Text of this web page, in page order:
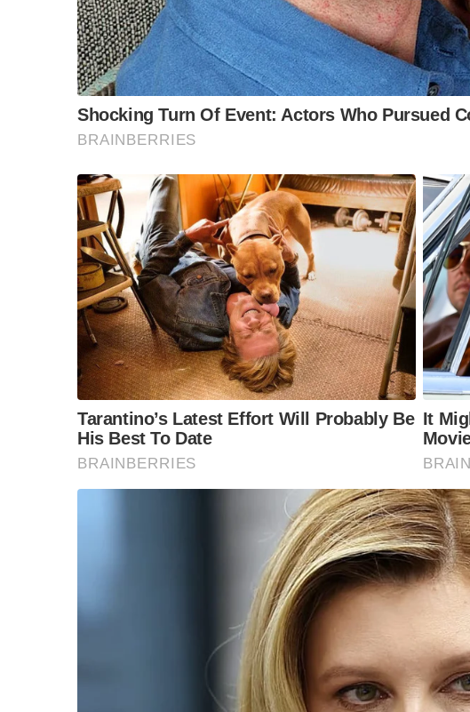
ดังนั้นหากเราสามารถทำให้ระดับมัธยมโรงเรียนอื่นๆ ที่ไม่
จะไม่เข้ามาเรียนโรงเรียนในเมือง ขณะเดียวกันก็จะไม่ทำให้
แออัดจะทำให้คุณภาพการศึกษาด้อยลง
ขณะเดียวกันโรงเรียนที่มีขนาดใหญ่ ตนก็มีความต้องการให้มี
เน้นให้เด็กนักเรียนที่จบการศึกษาระดับมัธยมต้น มุ่งสู่การศึ
นี้ก็จะมีเหตุผลที่ทำให้ขนาดโรงเรียนลดลงไปโดยปริยาย
ประการที่สอง การลดขนาดโรงเรียนลง เพราะการบริหารจัด
จากประสบการณ์ที่ตนได้สัมผัสมานั้น เราสามารถทำได้ดีกว่า
1,500-2,000 คน ซึ่งถือว่าเป็นตัวเลขจำนวนนักเรียนที่เหมา
“นอกจากนี้ ยังทำให้เด็กมีทางเลือกมากขึ้น ดังนั้นหากโรงเรี
เมือง หรือมาเรียนในกรุงเทพฯ ซึ่งจะเป็นการลดความเหลื่อ
นายณัฏฐพล กล่าวด้วยว่า หากโรงเรียนดีมัธยม 4 มุมเมือง สา
โรงเรียนระดับประถมที่อยู่รอบๆ ซึ่งจะต้องได้รับการพัฒนาไป
มัธยม เพื่อเป็นการกระจายความเจริญทางด้านการศึกษาออก
“จริงๆ แล้ว ถ้าหากว่ามองเห็นการเชื่อมต่อตรงนี้ พอโรงเรี
โรงเรียนระดับมัธยมในส่วนต่างๆ ก็จะทำให้การควบรวมโรง
จะถูกพัฒนาเป็นบ้านพักครู และบ้านพักข้าราชการได้ ซึ่งจ
และสิ่งแวดล้อมที่ดีขึ้น การพัฒนาก็จะกระจายออกไป ผมยัง
ได้ ซึ่งวิธีที่จะยกระดับได้จริงๆ นั่นก็คือเรื่องการศึกษา” นาย
ขณะเดียวกัน นายณัฏฐพล ยังเน้นย้ำด้วยว่า การลดขนาดโร
“วันวิชิต” ชี้ระบบเลือก สว. เ
ล็อบบี้ทุกกลุ่ม ส่วนปมฮั้วต้อ
ฐานเส้นเงิน ล็อกโหวต กำหน
ข้อสันนิษฐาน สร้างกระแส
Impact ทางกฎหมาย